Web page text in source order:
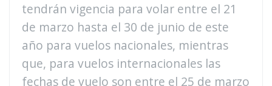
tendrán vigencia para volar entre el 21
de marzo hasta el 30 de junio de este
año para vuelos nacionales, mientras
que, para vuelos internacionales las
fechas de vuelo son entre el 25 de marzo